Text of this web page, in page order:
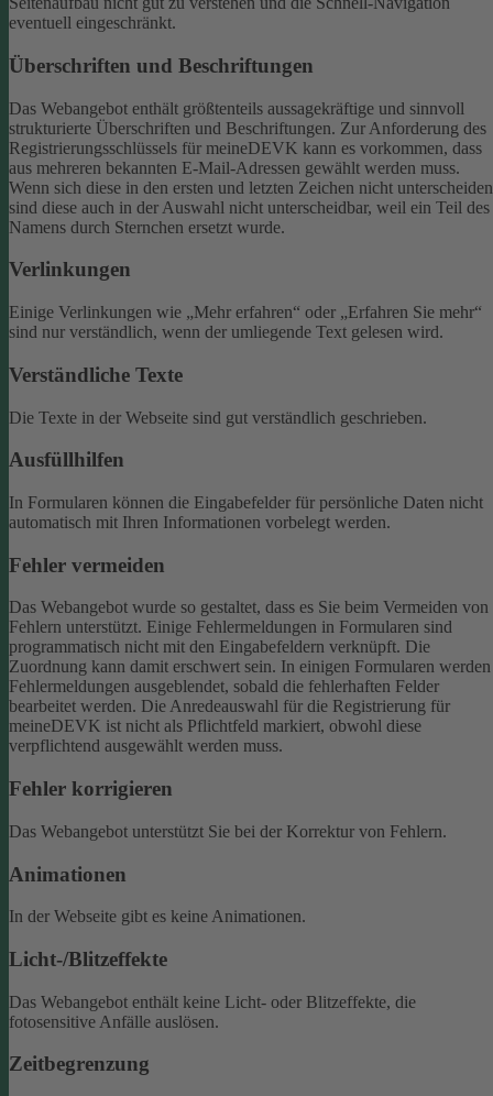
eventuell eingeschränkt.
Überschriften und Beschriftungen
Das Webangebot enthält größtenteils aussagekräftige und sinnvoll
strukturierte Überschriften und Beschriftungen. Zur Anforderung des
Registrierungsschlüssels für meineDEVK kann es vorkommen, dass
aus mehreren bekannten E-Mail-Adressen gewählt werden muss.
Wenn sich diese in den ersten und letzten Zeichen nicht
sind diese auch in der Auswahl nicht unterscheidbar, weil ein Teil des
Namens durch Sternchen ersetzt wurde.
Verlinkungen
Einige Verlinkungen wie „Mehr erfahren“ oder „Erfahren Sie mehr“
sind nur verständlich, wenn der umliegende Text gelesen wird.
Verständliche Texte
Die Texte in der Webseite sind gut verständlich geschrieben.
Ausfüllhilfen
In Formularen können die Eingabefelder für persönliche Daten nicht
automatisch mit Ihren Informationen vorbelegt werden.
Fehler vermeiden
Das Webangebot wurde so gestaltet, dass es Sie beim Vermeiden von
Fehlern unterstützt. Einige Fehlermeldungen in Formularen sind
programmatisch nicht mit den Eingabefeldern verknüpft. Die
Zuordnung kann damit erschwert sein. In einigen Formularen werden
Fehlermeldungen ausgeblendet, sobald die fehlerhaften Felder
bearbeitet werden. Die Anredeauswahl für die Registrierung für
meineDEVK ist nicht als Pflichtfeld markiert, obwohl diese
verpflichtend ausgewählt werden muss.
Fehler korrigieren
Das Webangebot unterstützt Sie bei der Korrektur von Fehlern.
Animationen
In der Webseite gibt es keine Animationen.
Licht-/Blitzeffekte
Das Webangebot enthält keine Licht- oder Blitzeffekte, die
fotosensitive Anfälle auslösen.
Zeitbegrenzung